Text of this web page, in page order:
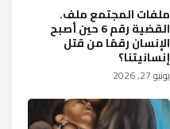
ملفات المجتمع ملف.
القضية رقم 6 حين أصبح
الإنسان رقمًا من قتل
إنسانيتنا؟
يونيو 27, 2026